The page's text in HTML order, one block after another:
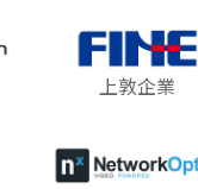
上敦企業